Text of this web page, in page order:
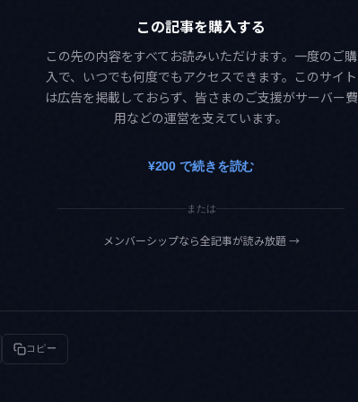
この記事を購入する
この先の内容をすべてお読みいただけます。一度のご購
入で、いつでも何度でもアクセスできます。このサイト
は広告を掲載しておらず、皆さまのご支援がサーバー費
用などの運営を支えています。
¥200 で続きを読む
または
メンバーシップなら全記事が読み放題→
コピー